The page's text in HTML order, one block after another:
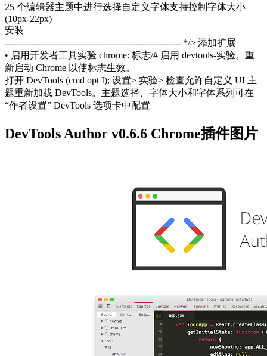
25 个编辑器主题中进行选择自定义字体支持控制字体大小
(10px-22px)
安装
----------------------------------------------------------- */> 添加扩展
• 启用开发者工具实验 chrome: 标志/# 启用 devtools-实验。重
新启动 Chrome 以使标志生效。
打开 DevTools (cmd opt I); 设置> 实验> 检查允许自定义 UI 主
题重新加载 DevTools。主题选择、字体大小和字体系列可在
“作者设置” DevTools 选项卡中配置
DevTools Author v0.6.6 Chrome插件图片